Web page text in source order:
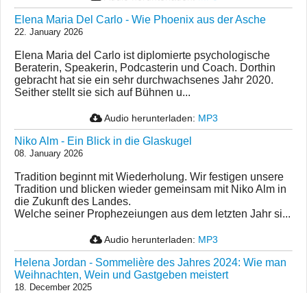
Elena Maria Del Carlo - Wie Phoenix aus der Asche
22. January 2026
Elena Maria del Carlo ist diplomierte psychologische
Beraterin, Speakerin, Podcasterin und Coach. Dorthin
gebracht hat sie ein sehr durchwachsenes Jahr 2020.
Seither stellt sie sich auf Bühnen u...
Audio herunterladen: MP3
Niko Alm - Ein Blick in die Glaskugel
08. January 2026
Tradition beginnt mit Wiederholung. Wir festigen unsere
Tradition und blicken wieder gemeinsam mit Niko Alm in
die Zukunft des Landes.
Welche seiner Prophezeiungen aus dem letzten Jahr si...
Audio herunterladen: MP3
Helena Jordan - Sommelière des Jahres 2024: Wie man
Weihnachten, Wein und Gastgeben meistert
18. December 2025